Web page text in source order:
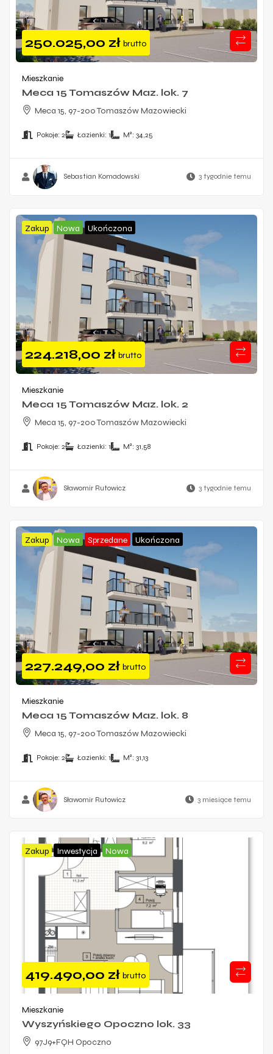
250.025,00 zł brutto
Mieszkanie
Meca 15 Tomaszów Maz. lok. 7
Meca 15, 97-200 Tomaszów Mazowiecki
Pokoje: 2 Łazienki: 1 M²: 34,25
Sebastian Komadowski 3 tygodnie temu
Zakup Nowa Ukończona
224.218,00 zł brutto
Mieszkanie
Meca 15 Tomaszów Maz. lok. 2
Meca 15, 97-200 Tomaszów Mazowiecki
Pokoje: 2 Łazienki: 1 M²: 31,58
Sławomir Rutowicz 3 tygodnie temu
Zakup Nowa Sprzedane Ukończona
227.249,00 zł brutto
Mieszkanie
Meca 15 Tomaszów Maz. lok. 8
Meca 15, 97-200 Tomaszów Mazowiecki
Pokoje: 2 Łazienki: 1 M²: 31,13
Sławomir Rutowicz 3 miesiące temu
Zakup Inwestycja Nowa
419.490,00 zł brutto
Mieszkanie
Wyszyńskiego Opoczno lok. 33
97J9+FQH Opoczno